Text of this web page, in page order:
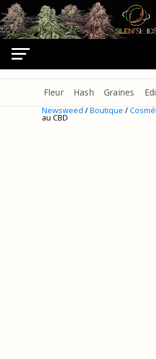
Fleur Hash Graines
Newsweed/Boutique/
au CBD